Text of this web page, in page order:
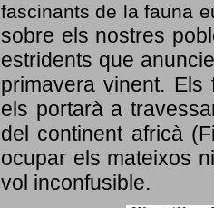
fascinants de la fauna
sobre els nostres
estridents que
primavera vinent. Els
els portarà a
del continent africà
ocupar els mateixos
vol inconfusible.